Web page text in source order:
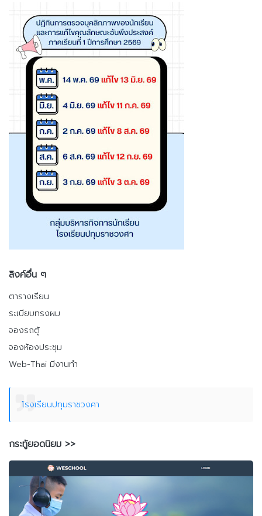
ลิงค์อื่น ๆ
ตารางเรียน
ระเบียบทรงผม
จองรถตู้
จองห้องประชุม
Web-Thai มีงานทำ
โรงเรียนปทุมราชวงศา
กระทู้ยอดนิยม >>